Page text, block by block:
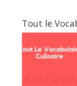
Tout le